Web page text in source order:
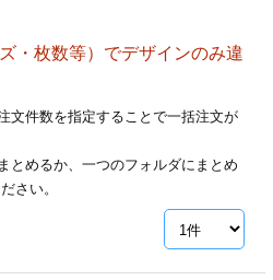
・枚数等）でデザインのみ違
文件数を指定することで一括注文が
とめるか、一つのフォルダにまとめ
さい。